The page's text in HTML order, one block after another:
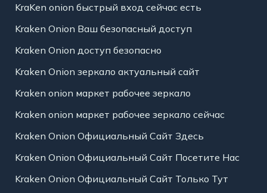
KraKen onion быстрый вход сейчас есть
Kraken Onion Ваш безопасный доступ
Kraken Onion доступ безопасно
Kraken Onion зеркало актуальный сайт
Kraken onion маркет рабочее зеркало
Kraken onion маркет рабочее зеркало сейчас
Kraken Onion Официальный Сайт Здесь
Kraken Onion Официальный Сайт Посетите Нас
Kraken Onion Официальный Сайт Только Тут